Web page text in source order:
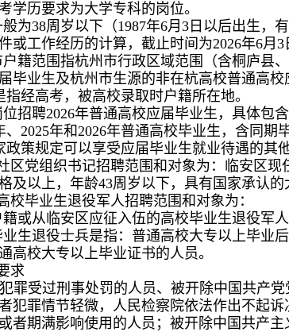
学历要求为大学专科的岗位。
般为38周岁以下（1987年6月3日以后出生
或工作经历的计算，截止时间为2026年6月3
籍范围指杭州市行政区域范围（含桐庐县
毕业生及杭州市生源的非在杭高校普通高
指经高考，被高校录取时户籍所在地。
招聘2026年普通高校应届毕业生，具体包含
2025年和2026年普通高校毕业生，含同期
策规定可以享受应届毕业生就业待遇的其他
区党组织书记招聘范围和对象为：临安区
及以上，年龄43周岁以下，具有国家承认的
校毕业生退役军人招聘范围和对象为：
或从临安区应征入伍的高校毕业生退役军人
业生退役士兵是指：普通高校大专以上毕业
高校大专以上毕业证书的人员。
求
犯罪受过刑事处罚的人员、被开除中国共产
犯罪情节轻微，人民检察院依法作出不起
者期满影响使用的人员；被开除中国共产